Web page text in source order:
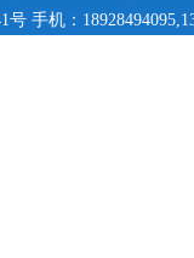
手机：